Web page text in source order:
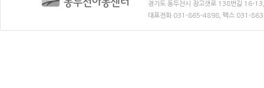
경기도 동두천시 장고갯로 138번길 16-
대표전화 031-865-4898, 팩스 031-